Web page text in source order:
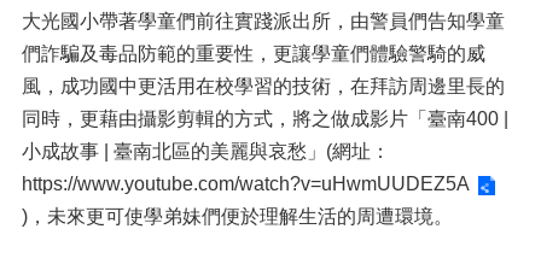
大光國小帶著學童們前往實踐派出所，由警員們告知學童
們詐騙及毒品防範的重要性，更讓學童們體驗警騎的威
風，成功國中更活用在校學習的技術，在拜訪周邊里長的
同時，更藉由攝影剪輯的方式，將之做成影片「臺南400 |
小成故事 | 臺南北區的美麗與哀愁」(網址：
https://www.youtube.com/watch?v=uHwmUUDEZ5A
)，未來更可使學弟妹們便於理解生活的周遭環境。